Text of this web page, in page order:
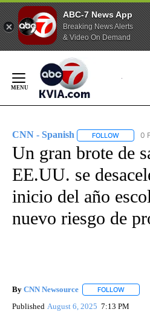
ABC-7 News App
Breaking News Alerts
& Video On Demand
Content
CNN - Spanish FOLLOW 0
Un gran brote de
EE.UU. se
inicio del año
nuevo riesgo de
By CNN Newsource FOLLOW
Published August 6, 2025 7:13 PM